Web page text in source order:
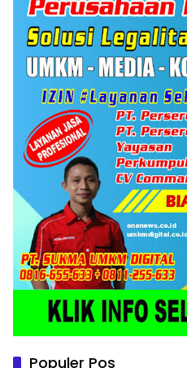
Populer Pos